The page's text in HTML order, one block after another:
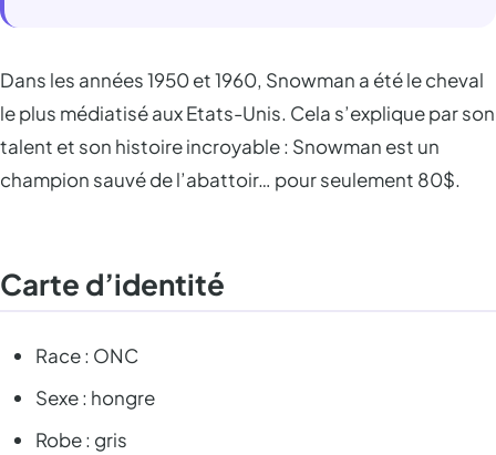
Dans les années 1950 et 1960, Snowman a été le cheval
le plus médiatisé aux Etats-Unis. Cela s’explique par son
talent et son histoire incroyable : Snowman est un
champion sauvé de l’abattoir… pour seulement 80$.
Carte d’identité
Race : ONC
Sexe : hongre
Robe : gris